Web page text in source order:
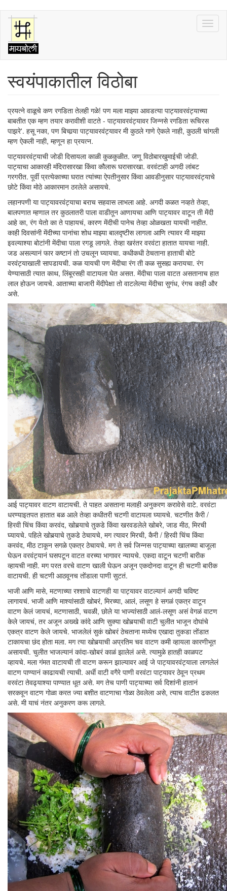
Skip
main
content
स्वयंपाकातील विठोबा
प्रयत्ने वाळूचे कण रगडिता तेलही गळे! पण मला माझ्या आवडत्या पाट्यावरवंट्याच्या
बाबतीत एक म्हण तयार करावीशी वाटते - पाट्यावरवंट्यावर जिन्नसे रगडिता रूचिरस
पाझरे'. हसू नका, पण बिचार्‍या पाट्यावरवंट्यावर मी कुठले गाणे ऐकले नाही, कुठली चांगली
म्हण ऐकली नाही, म्हणून हा प्रयत्न.
पाट्यावरवंट्याची जोडी दिसायला काळी कुळकुळीत. जणू विठोबारखुमाईची जोडी.
पाट्याचा आकारही मंदिरासारखा किंवा कौलारू घरासारखा. वरवंटाही अगदी लांबट
गरगरीत. पूर्वी प्रत्येकाच्या घरात त्यांच्या ऐपतीनुसार किंवा आवडीनुसार पाट्यावरवंट्याचे
छोटे किंवा मोठे आकारमान ठरलेले असायचे.
लहानपणी या पाट्यावरवंट्याचा बराच सहवास लाभला आहे. अगदी कळत नव्हते तेव्हा,
बालपणात म्हणाल तर कुठलातरी पाला वाडीतून आणायचा आणि पाट्यावर वाटून ती मेंदी
आहे का, रंग येतो का ते पाहायचं, कारण मेंदीची पानेच तेव्हा ओळखता यायची नाहीत.
काही दिवसांनी मेंदीच्या पानांचा शोध माझ्या बालदृष्टीस लागला आणि त्यावर मी माझ्या
इवल्याश्या बोटांनी मेंदीचा पाला रगडू लागले. तेव्हा खरंतर वरवंटा हातात यायचा नाही.
जड असल्यानं फार कष्टानं तो उचलून घ्यायचा. कधीकधी ठेचताना हाताची बोटे
वरवंट्याखाली सापडायची. कळ यायची पण मेंदीचा रंग ती कळ सुसह्य करायचा. रंग
येण्यासाठी त्यात काथ, लिंबूरसही वाटायला घेत असत. मेंदीचा पाला वाटत असतानाच हात
लाल होऊन जायचे. आताच्या बाजारी मेंदीपेक्षा तो वाटलेल्या मेंदीचा सुगंध, रंगच काही और
असे.
आई पाट्यावर वाटण वाटायची. ते पाहत असताना मलाही अनुकरण करावेसे वाटे. वरवंटा
धरण्याइतपत हातात बळ आले तेव्हा कधीतरी चटणी वाटायला घ्यायचे. चटणीत कैरी /
हिरवी चिंच किंवा करवंद, खोबर्‍याचे तुकडे किंवा खरवडलेले खोबरे, जाड मीठ, मिरची
घ्यायचे. पहिले खोबर्‍याचे तुकडे ठेचायचे, मग त्यावर मिरची, कैरी / हिरवी चिंच किंवा
करवंद, मीठ टाकून सगळे एकत्र ठेचायचे. मग ते सर्व जिन्नस पाट्याच्या खालच्या बाजूला
घेऊन वरवंट्यानं घसपटून वाटत वरच्या भागावर न्यायचे. एकदा वाटून चटणी बारीक
व्हायची नाही. मग परत वरचे वाटण खाली घेऊन अजून एकदोनदा वाटून ही चटणी बारीक
वाटायची. ही चटणी आठवूनच तोंडाला पाणी सुटतं.
भाजी आणि मासे, मटणाच्या रश्शाचे वाटणही या पाट्यावर वाटल्यानं अगदी चविष्ट
लागायचं. भाजी आणि माश्यांसाठी खोबरं, मिरच्या, आलं, लसूण हे सगळं एकत्र वाटून
वाटण केलं जायचं, मटणासाठी, चवळी, छोले या भाज्यांसाठी आलं-लसूण असं वेगळं वाटण
केले जायचं, तर अजून अख्खे कांदे आणि सुक्या खोबर्‍याची वाटी चुलीत भाजून दोघांचे
एकत्र वाटण केले जायचे. भाजलेलं सुकं खोबरं ठेचताना मध्येच एखादा तुकडा तोंडात
टाकायचा छंद होता मला. मग त्या खोबर्‍याची अप्रतिम चव वाटण कमी व्हायला कारणीभूत
असायची. चुलीत भाजल्यानं कांदा-खोबरं काळं झालेलं असे. त्यामुळे हातही काळपट
व्हायचे. मला गंमत वाटायची ती वाटण करून झाल्यावर आई जे पाट्यावरवंट्याला लागलेलं
वाटण पाण्यानं काढायची त्याची. अर्धी वाटी वगैरे पाणी वरवंटा पाट्यावर ठेवून प्रथम
वरवंटा तेवढ्याश्या पाण्यात धूत असे. मग तेच पाणी पाट्याच्या सर्व दिशांनी हातानं
सरकवून वाटण गोळा करत ज्या बशीत वाटणाचा गोळा ठेवलेला असे, त्याच वाटीत ढकलत
असे. मी याचं नंतर अनुकरण करू लागले.